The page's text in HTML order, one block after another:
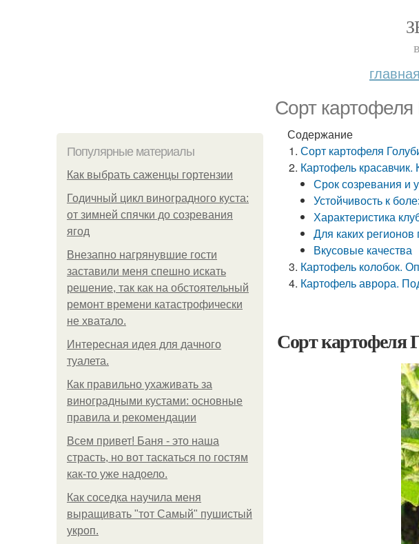
главная
Сорт картофеля
Популярные материалы
Как выбрать саженцы гортензии
Годичный цикл виноградного куста:
от зимней спячки до созревания
ягод
Внезапно нагрянувшие гости
заставили меня спешно искать
решение, так как на обстоятельный
ремонт времени катастрофически
не хватало.
Интересная идея для дачного
туалета.
Как правильно ухаживать за
виноградными кустами: основные
правила и рекомендации
Всем привет! Баня - это наша
страсть, но вот таскаться по гостям
как-то уже надоело.
Как соседка научила меня
выращивать "тот Самый" пушистый
укроп.
Содержание
Сорт картофеля
Картофель
Срок созревания и
Устойчивость к
Характеристика
Для каких регионов
Вкусовые качества
Картофель колобок.
Картофель аврора.
Сорт картофеля